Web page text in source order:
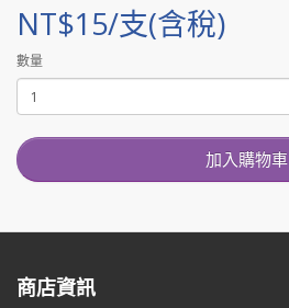
NT$15/支(含稅)
數量
加入購物車
商店資訊